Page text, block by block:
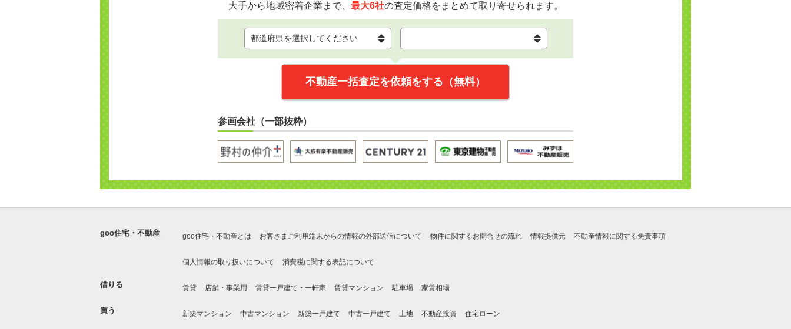
大手から地域密着企業まで、 最大6社の査定価格をまとめて取り寄せられます。
不動産一括査定を依頼をする（無料）
参画会社（一部抜粋）
goo住宅・不動産 goo住宅・不動産とは お客さまご利用端末からの情報の外部送信について 物件に関するお問合せの流れ 情報提供元 不動産情報に関する免責事項
個人情報の取り扱いについて 消費税に関する表記について
借りる 賃貸 店舗・事業用 賃貸一戸建て・一軒家 賃貸マンション 駐車場 家賃相場
買う 新築マンション 中古マンション 新築一戸建て 中古一戸建て 土地 不動産投資 住宅ローン